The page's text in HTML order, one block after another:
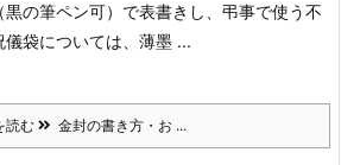
（黒の筆ペン可）で表書きし、弔事で使う不
儀袋については、薄墨 ...
読む 金封の書き方・お ...